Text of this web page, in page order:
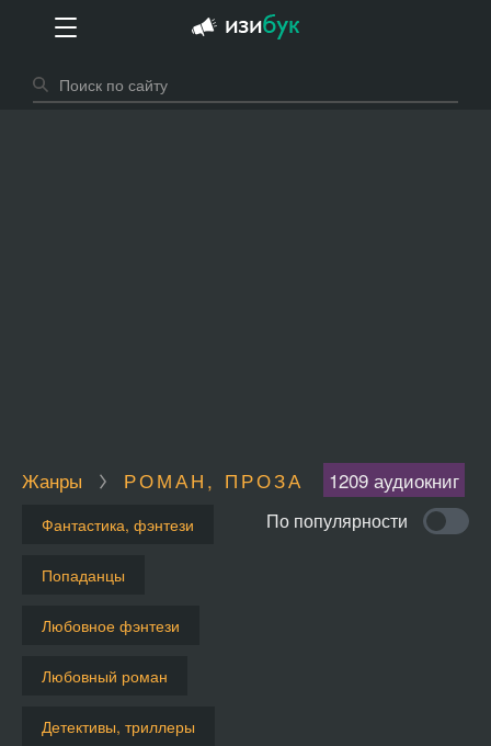
Жанры РОМАН, ПРОЗА 1209 аудиокниг
Фантастика, фэнтези
Попаданцы
Любовное фэнтези
Любовный роман
Детективы, триллеры
По популярности